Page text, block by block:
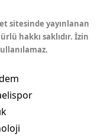
sitesinde yayınlanan
hakkı saklıdır. İzin